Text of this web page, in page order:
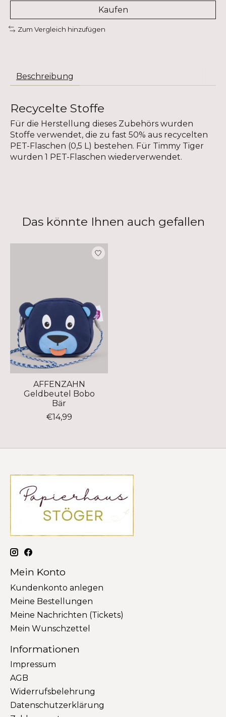
Kaufen
Zum Vergleich hinzufügen
Beschreibung
Recycelte Stoffe
Für die Herstellung dieses Zubehörs wurden
Stoffe verwendet, die zu fast 50% aus recycelten
PET-Flaschen (0,5 L) bestehen. Für Timmy Tiger
wurden 1 PET-Flaschen wiederverwendet.
Das könnte Ihnen auch gefallen
Produkt-Karussell-Artikel
AFFENZAHN
Geldbeutel Bobo
Bär
€14,99
Mein Konto
Kundenkonto anlegen
Meine Bestellungen
Meine Nachrichten (Tickets)
Mein Wunschzettel
Informationen
Impressum
AGB
Widerrufsbelehrung
Datenschutzerklärung